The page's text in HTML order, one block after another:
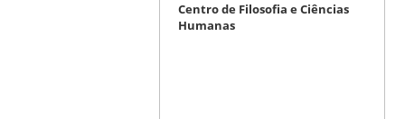
Centro de Filosofia e Ciências
Humanas